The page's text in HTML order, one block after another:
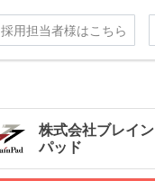
採用担当者様はこちら
株式会社ブレイン
パッド